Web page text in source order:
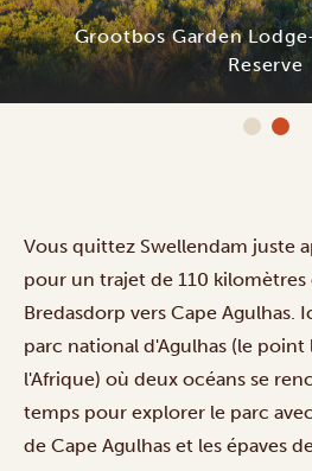
Grootbos Garden
Reserve
Vous quittez Swellendam juste
pour un trajet de 110
Bredasdorp vers Cape Agulhas.
parc national d'Agulhas (le point
l'Afrique) où deux océans se
temps pour explorer le parc
de Cape Agulhas et les épaves